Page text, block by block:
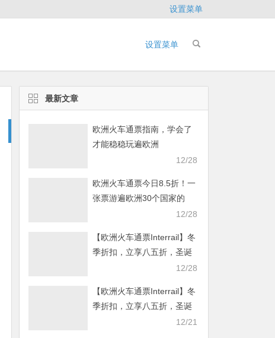
设置菜单
设置菜单
最新文章
欧洲火车通票指南，学会了
才能稳稳玩遍欧洲
12/28
欧洲火车通票今日8.5折！一
张票游遍欧洲30个国家的
12/28
【欧洲火车通票Interrail】冬
季折扣，立享八五折，圣诞
12/28
【欧洲火车通票Interrail】冬
季折扣，立享八五折，圣诞
12/21